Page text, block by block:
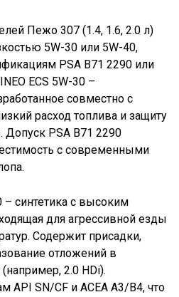
Пежо 307 (1.4, 1.6, 2.0 л)
5W-30 или 5W-40,
PSA B71 2290 или
ECS 5W-30 –
совместно с
расход топлива и защиту
Допуск PSA B71 2290
с современными
синтетика с высоким
для агрессивной езды
Содержит присадки,
отложений в
2.0 HDi).
API SN/CF и ACEA A3/B4, что